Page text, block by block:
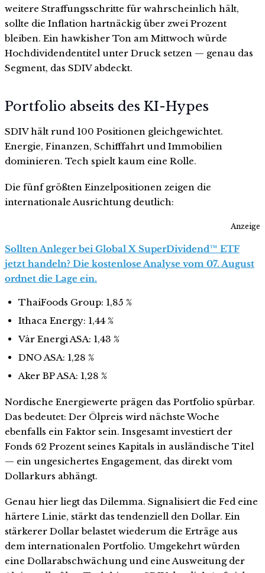
weitere Straffungsschritte für wahrscheinlich hält,
sollte die Inflation hartnäckig über zwei Prozent
bleiben. Ein hawkisher Ton am Mittwoch würde
Hochdividendentitel unter Druck setzen — genau das
Segment, das SDIV abdeckt.
Portfolio abseits des KI-Hypes
SDIV hält rund 100 Positionen gleichgewichtet.
Energie, Finanzen, Schifffahrt und Immobilien
dominieren. Tech spielt kaum eine Rolle.
Die fünf größten Einzelpositionen zeigen die
internationale Ausrichtung deutlich:
Anzeige
Sollten Anleger bei Global X SuperDividend™ ETF
jetzt handeln? Die kostenlose Analyse vom 07. August
ordnet die Lage ein.
ThaiFoods Group: 1,85 %
Ithaca Energy: 1,44 %
Vår Energi ASA: 1,43 %
DNO ASA: 1,28 %
Aker BP ASA: 1,28 %
Nordische Energiewerte prägen das Portfolio spürbar.
Das bedeutet: Der Ölpreis wird nächste Woche
ebenfalls ein Faktor sein. Insgesamt investiert der
Fonds 62 Prozent seines Kapitals in ausländische Titel
— ein ungesichertes Engagement, das direkt vom
Dollarkurs abhängt.
Genau hier liegt das Dilemma. Signalisiert die Fed eine
härtere Linie, stärkt das tendenziell den Dollar. Ein
stärkerer Dollar belastet wiederum die Erträge aus
dem internationalen Portfolio. Umgekehrt würden
eine Dollarabschwächung und eine Ausweitung der